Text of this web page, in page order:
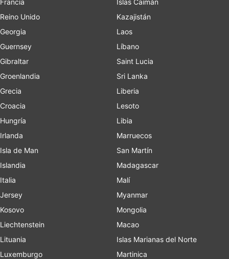
Francia
Reino Unido
Georgia
Guernsey
Gibraltar
Groenlandia
Grecia
Croacia
Hungría
Irlanda
Isla de Man
Islandia
Italia
Jersey
Kosovo
Liechtenstein
Lituania
Luxemburgo
Islas Caimán
Kazajistán
Laos
Líbano
Saint Lucia
Sri Lanka
Liberia
Lesoto
Libia
Marruecos
San Martín
Madagascar
Malí
Myanmar
Mongolia
Macao
Islas Marianas del Norte
Martinica